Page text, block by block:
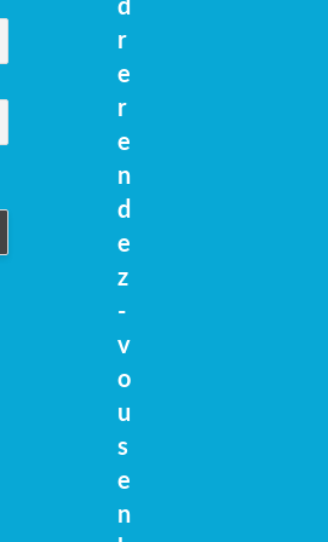
d
r
e
r
e
n
d
e
z
-
v
o
u
s
e
n